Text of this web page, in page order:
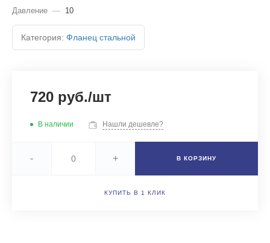
Давление — 10
Категория: Фланец стальной
720 руб./шт
В наличии Нашли дешевле?
- + В КОРЗИНУ
КУПИТЬ В 1 КЛИК